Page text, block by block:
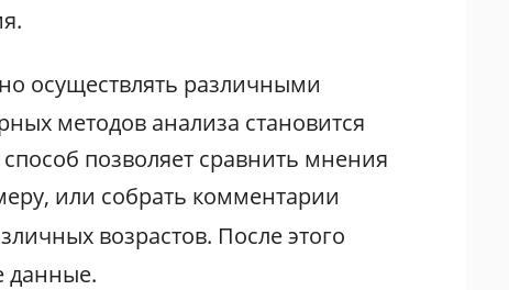
осуществлять различными
методов анализа становится
позволяет сравнить мнения
или собрать комментарии
возрастов. После этого
данные.